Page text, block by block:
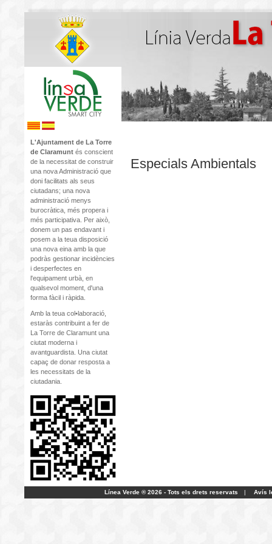
L'Ajuntament de La Torre
de Claramunt és conscient
de la necessitat de construir
una nova Administració que
doni facilitats als seus
ciutadans; una nova
administració menys
burocràtica, més propera i
més participativa. Per això,
donem un pas endavant i
posem a la teua disposició
una nova eina amb la que
podràs gestionar incidències
i desperfectes en
l'equipament urbà, en
qualsevol moment, d'una
forma fàcil i ràpida.
Amb la teua col•laboració,
estaràs contribuint a fer de
La Torre de Claramunt una
ciutat moderna i
avantguardista. Una ciutat
capaç de donar resposta a
les necessitats de la
ciutadania.
Especials Ambientals
Línea Verde ® 2026 - Tots els drets reservats | Avís